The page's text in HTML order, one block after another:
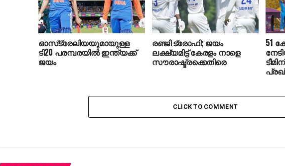
ഓസ്‌ട്രേലിയയുമായുള്ള
ടി20 പരമ്പരയില്‍ ഇന്ത്യക്ക്
ജയം
രഞ്ജി ട്രോഫി; ജയം
ലക്ഷ്യമിട്ട് കേരളം നാളെ
സൗരാഷ്ട്രക്കെതിരെ
51
CLICK TO COMMENT